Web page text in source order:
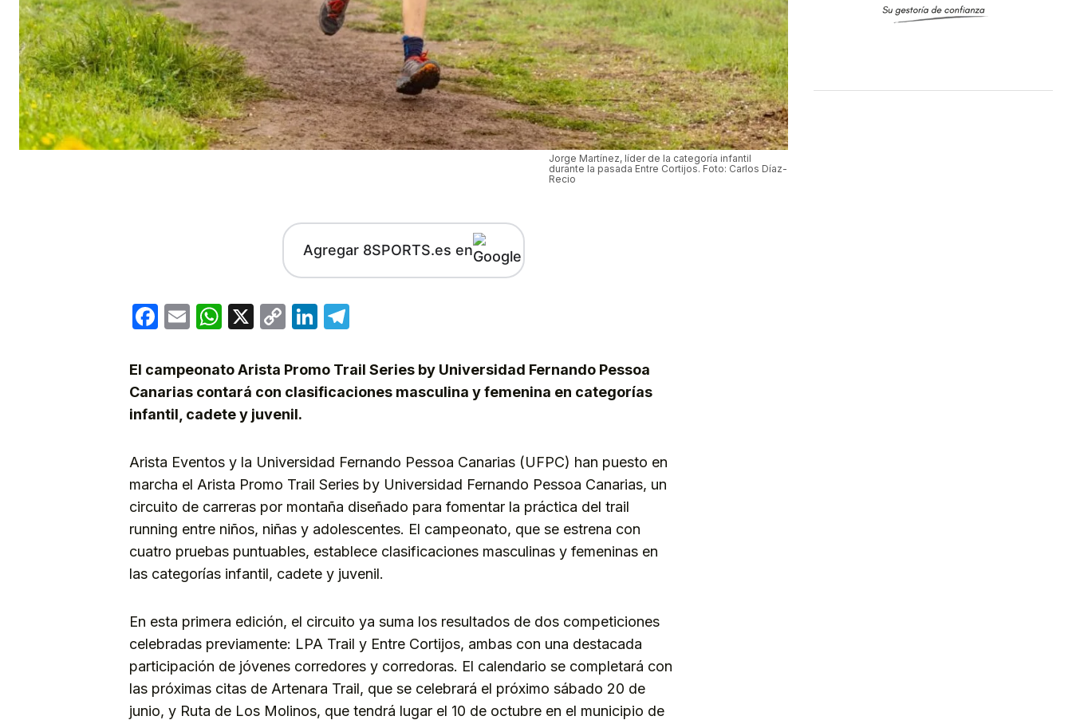
Jorge Martínez, líder de la categoría infantil
durante la pasada Entre Cortijos. Foto: Carlos Díaz-
Recio
Agregar 8SPORTS.es en
Facebook
EmailWhatsApp
X
CopyLinkedIn
El campeonato Arista Promo Trail Series by Universidad Fernando Pessoa
Canarias contará con clasificaciones masculina y femenina en categorías
infantil, cadete y juvenil.
Arista Eventos y la Universidad Fernando Pessoa Canarias (UFPC) han puesto en
marcha el Arista Promo Trail Series by Universidad Fernando Pessoa Canarias, un
circuito de carreras por montaña diseñado para fomentar la práctica del trail
running entre niños, niñas y adolescentes. El campeonato, que se estrena con
cuatro pruebas puntuables, establece clasificaciones masculinas y femeninas en
las categorías infantil, cadete y juvenil.
En esta primera edición, el circuito ya suma los resultados de dos competiciones
celebradas previamente: LPA Trail y Entre Cortijos, ambas con una destacada
participación de jóvenes corredores y corredoras. El calendario se completará con
las próximas citas de Artenara Trail, que se celebrará el próximo sábado 20 de
junio, y Ruta de Los Molinos, que tendrá lugar el 10 de octubre en el municipio de